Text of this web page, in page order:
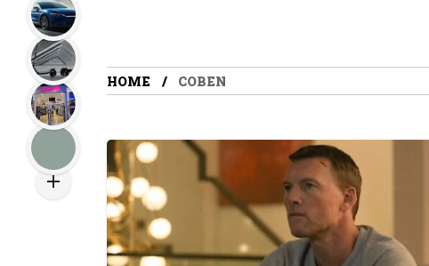
HOME COBEN